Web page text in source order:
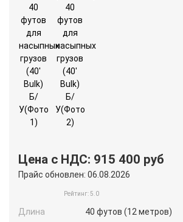
Цена с НДС: 915 400 руб
Прайс обновлен: 06.08.2026
Рейтинг: 5.0
Длина
40 футов (12 метров)